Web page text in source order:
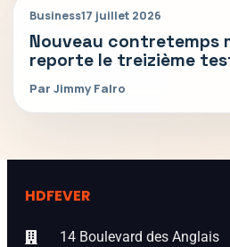
Business17 juillet 2026
Nouveau contretemps
reporte le treizième
Par Jimmy Falro
HDFEVER
14 Boulevard des Anglais